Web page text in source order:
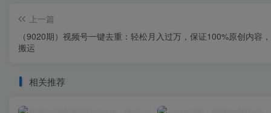
上一篇
（9020期）视频号一键去重：轻松月入过万，保证100%原创内容
搬运
相关推荐